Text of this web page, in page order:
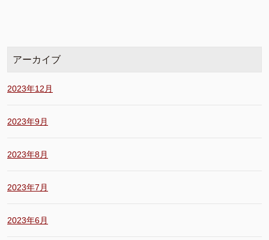
アーカイブ
2023年12月
2023年9月
2023年8月
2023年7月
2023年6月